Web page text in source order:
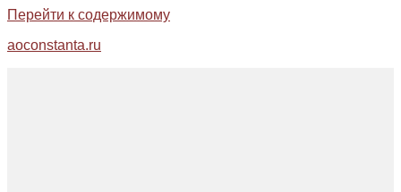
Перейти к содержимому
aoconstanta.ru